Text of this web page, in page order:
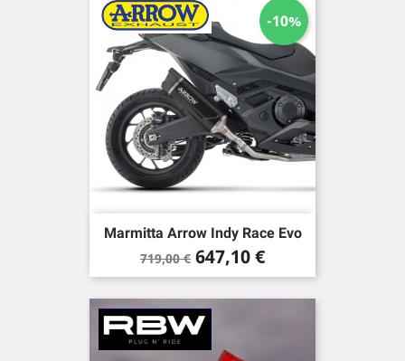
Marmitta Arrow Indy Race Evo
Prezzo
base
719,00 € Prezzo
647,10 €
-10%